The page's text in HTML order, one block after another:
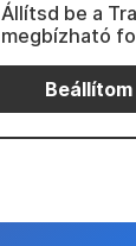
Állítsd be a
megbízható
Beállítom